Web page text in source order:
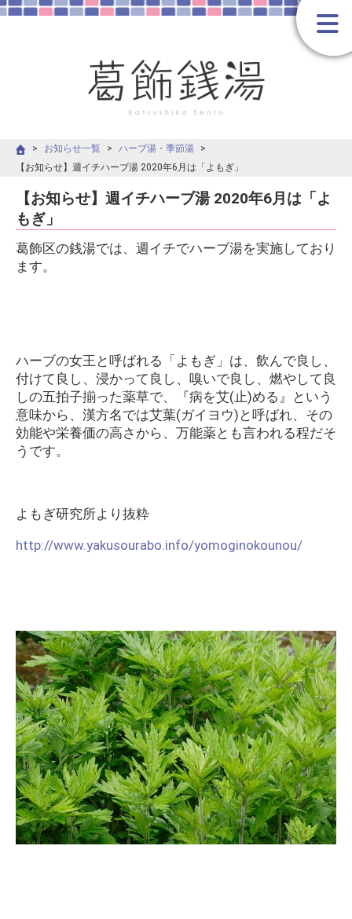
お知らせ一覧
ハーブ湯・季節湯
【お知らせ】週イチハーブ湯 2020年6月は「よもぎ」
【お知らせ】週イチハーブ湯 2020年6月は「よ
もぎ」
葛飾区の銭湯では、週イチでハーブ湯を実施しており
ます。
ハーブの女王と呼ばれる「よもぎ」は、飲んで良し、
付けて良し、浸かって良し、嗅いで良し、燃やして良
しの五拍子揃った薬草で、『病を艾(止)める』という
意味から、漢方名では艾葉(ガイヨウ)と呼ばれ、その
効能や栄養価の高さから、万能薬とも言われる程だそ
うです。
よもぎ研究所より抜粋
http://www.yakusourabo.info/yomoginokounou/